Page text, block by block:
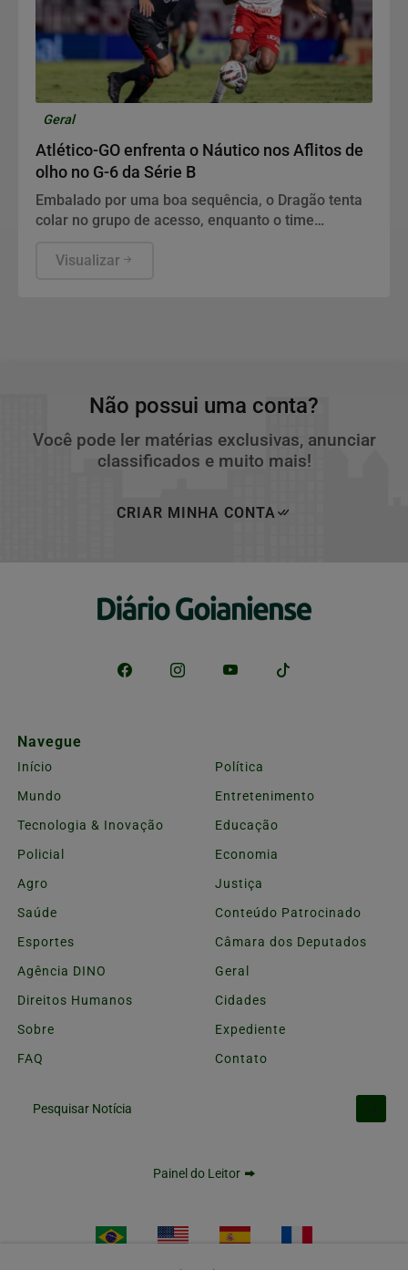
Geral
Atlético-GO enfrenta o Náutico nos Aflitos de
olho no G-6 da Série B
Embalado por uma boa sequência, o Dragão tenta
colar no grupo de acesso, enquanto o time
desfalques.
Visualizar
Não possui uma conta?
Você pode ler matérias exclusivas, anunciar
classificados e muito mais!
CRIAR MINHA CONTA
Navegue
Início
Política
Mundo
Entretenimento
Tecnologia & Inovação
Educação
Policial
Economia
Agro
Justiça
Saúde
Conteúdo Patrocinado
Esportes
Câmara dos Deputados
Agência DINO
Geral
Direitos Humanos
Cidades
Sobre
Expediente
FAQ
Contato
Pesquisar Notícia
Painel do Leitor